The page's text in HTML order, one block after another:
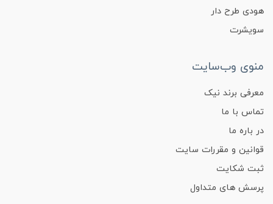
هودی طرح دار
سویشرت
منوی وب‌سایت
معرفی برند نیک
تماس با ما
در باره ما
قوانین و مقررات سایت
ثبت شکایت
پرسش های متداول